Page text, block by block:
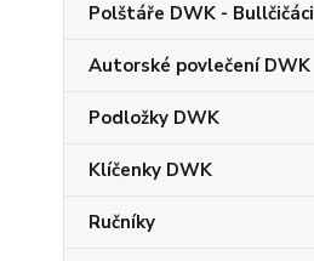
Polštáře DWK - Bullčičáci
Autorské povlečení DWK
Podložky DWK
Klíčenky DWK
Ručníky